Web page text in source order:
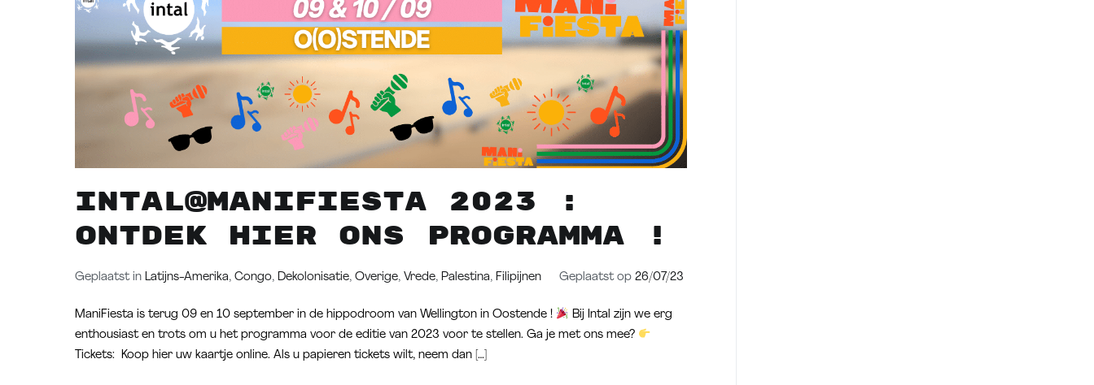
Intal@Manifiesta 2023 :
Ontdek hier ons programma !
Geplaatst in Latijns-Amerika, Congo, Dekolonisatie, Overige, Vrede, Palestina, Filipijnen Geplaatst op 26/07/23
ManiFiesta is terug 09 en 10 september in de hippodroom van Wellington in Oostende !
Bij Intal zijn we erg
enthousiast en trots om u het programma voor de editie van 2023 voor te stellen. Ga je met ons mee?
Tickets: Koop hier uw kaartje online. Als u papieren tickets wilt, neem dan […]